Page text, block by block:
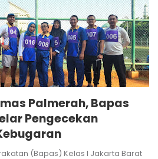
Palmerah, Bapas
Pengecekan
(Bapas) Kelas I Jakarta Barat